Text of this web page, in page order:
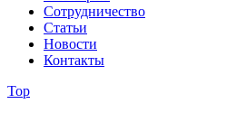
Сотрудничество
Статьи
Новости
Контакты
Top